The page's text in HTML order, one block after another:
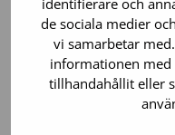
identifierare och
de sociala medier
vi samarbetar
informationen
tillhandahållit eller
blodgrupp
O-